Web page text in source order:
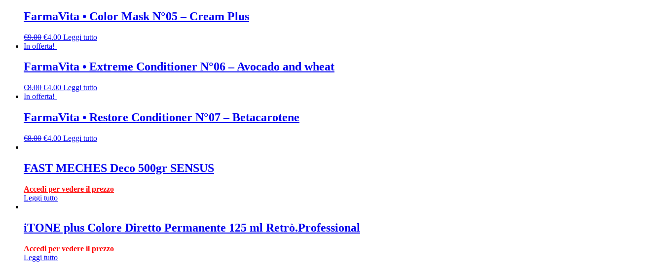
FarmaVita • Color Mask N°05 – Cream Plus
€9.00 €4.00 Leggi tutto
In offerta!
FarmaVita • Extreme Conditioner N°06 – Avocado and wheat
€8.00 €4.00 Leggi tutto
In offerta!
FarmaVita • Restore Conditioner N°07 – Betacarotene
€8.00 €4.00 Leggi tutto
FAST MECHES Deco 500gr SENSUS
Accedi per vedere il prezzo
Leggi tutto
iTONE plus Colore Diretto Permanente 125 ml Retrò.Professional
Accedi per vedere il prezzo
Leggi tutto